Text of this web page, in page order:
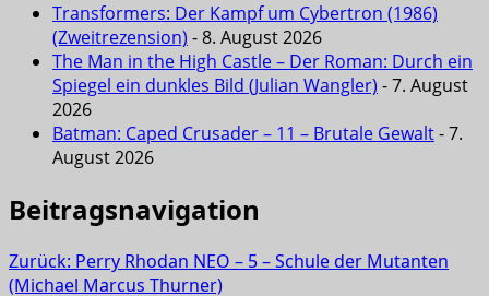
Transformers: Der Kampf um Cybertron (1986)
(Zweitrezension) - 8. August 2026
The Man in the High Castle – Der Roman: Durch ein
Spiegel ein dunkles Bild (Julian Wangler) - 7. August
2026
Batman: Caped Crusader – 11 – Brutale Gewalt- 7.
August 2026
Beitragsnavigation
Zurück: Perry Rhodan NEO – 5 – Schule der Mutanten
(Michael Marcus Thurner)